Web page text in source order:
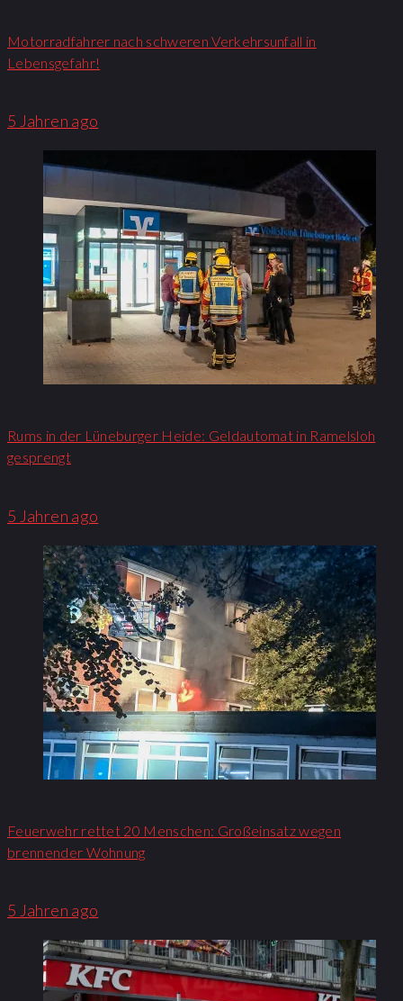
Motorradfahrer nach schweren Verkehrsunfall in
Lebensgefahr!
5 Jahren ago
Rums in der Lüneburger Heide: Geldautomat in Ramelsloh
gesprengt
5 Jahren ago
Feuerwehr rettet 20 Menschen: Großeinsatz wegen
brennender Wohnung​
5 Jahren ago